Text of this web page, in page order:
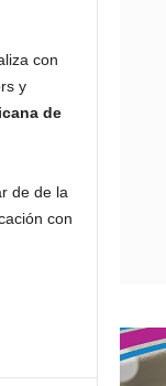
con
y
de
de de la
con